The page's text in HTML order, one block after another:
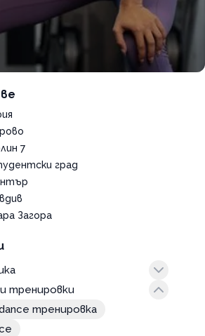
7
град
Загора
тренировки
тренировка